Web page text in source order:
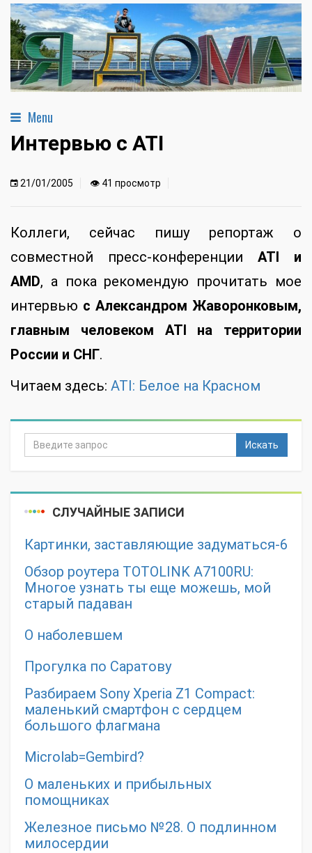
Menu
Интервью с ATI
21/01/2005 👁 41 просмотр
Коллеги, сейчас пишу репортаж о
совместной пресс-конференции ATI и
AMD, а пока рекомендую прочитать мое
интервью с Александром Жаворонковым,
главным человеком ATI на территории
России и СНГ.
Читаем здесь: ATI: Белое на Красном
Искать
СЛУЧАЙНЫЕ ЗАПИСИ
Картинки, заставляющие задуматься-6
Обзор роутера TOTOLINK A7100RU:
Многое узнать ты еще можешь, мой
старый падаван
О наболевшем
Прогулка по Саратову
Разбираем Sony Xperia Z1 Compact:
маленький смартфон с сердцем
большого флагмана
Microlab=Gembird?
О маленьких и прибыльных
помощниках
Железное письмо №28. О подлинном
милосердии